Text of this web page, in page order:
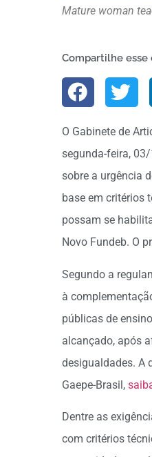
Mature woman
Compartilhe esse
O Gabinete de
segunda-feira,
sobre a urgência
base em critérios
possam se
Novo Fundeb. O
Segundo a
à
públicas de
alcançado, após
desigualdades. A
Gaepe-Brasil,
Dentre as
com critérios